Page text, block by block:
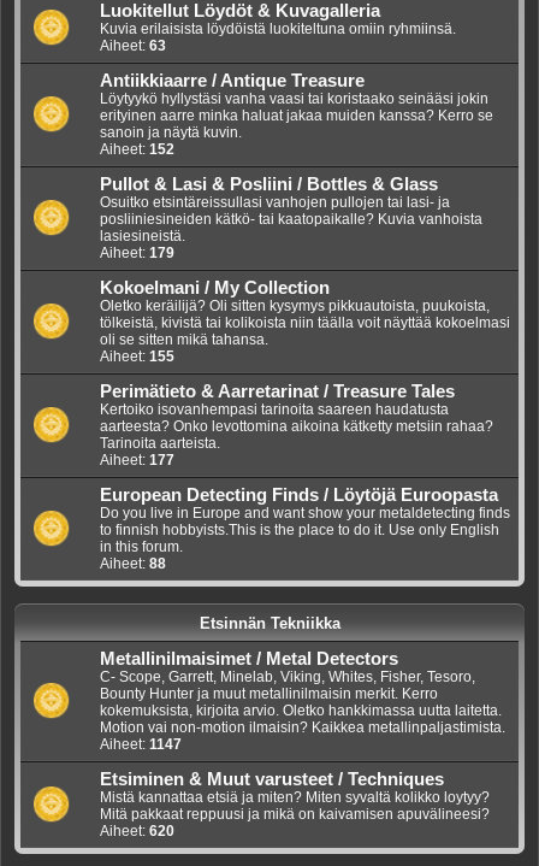
Luokitellut Löydöt & Kuvagalleria
Kuvia erilaisista löydöistä luokiteltuna omiin ryhmiinsä.
Aiheet: 63
Antiikkiaarre / Antique Treasure
Löytyykö hyllystäsi vanha vaasi tai koristaako seinääsi jokin
erityinen aarre minka haluat jakaa muiden kanssa? Kerro se
sanoin ja näytä kuvin.
Aiheet: 152
Pullot & Lasi & Posliini / Bottles & Glass
Osuitko etsintäreissullasi vanhojen pullojen tai lasi- ja
posliiniesineiden kätkö- tai kaatopaikalle? Kuvia vanhoista
lasiesineistä.
Aiheet: 179
Kokoelmani / My Collection
Oletko keräilijä? Oli sitten kysymys pikkuautoista, puukoista,
tölkeistä, kivistä tai kolikoista niin täälla voit näyttää kokoelmasi
oli se sitten mikä tahansa.
Aiheet: 155
Perimätieto & Aarretarinat / Treasure Tales
Kertoiko isovanhempasi tarinoita saareen haudatusta
aarteesta? Onko levottomina aikoina kätketty metsiin rahaa?
Tarinoita aarteista.
Aiheet: 177
European Detecting Finds / Löytöjä Euroopasta
Do you live in Europe and want show your metaldetecting finds
to finnish hobbyists.This is the place to do it. Use only English
in this forum.
Aiheet: 88
Etsinnän Tekniikka
Metallinilmaisimet / Metal Detectors
C- Scope, Garrett, Minelab, Viking, Whites, Fisher, Tesoro,
Bounty Hunter ja muut metallinilmaisin merkit. Kerro
kokemuksista, kirjoita arvio. Oletko hankkimassa uutta laitetta.
Motion vai non-motion ilmaisin? Kaikkea metallinpaljastimista.
Aiheet: 1147
Etsiminen & Muut varusteet / Techniques
Mistä kannattaa etsiä ja miten? Miten syvaltä kolikko loytyy?
Mitä pakkaat reppuusi ja mikä on kaivamisen apuvälineesi?
Aiheet: 620